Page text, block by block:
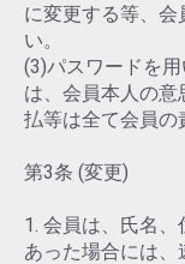
に変更する等、会
い。
(3)パスワードを
は、会員本人の
払等は全て会員の
第3条 (変更)
1. 会員は、氏名
あった場合には、